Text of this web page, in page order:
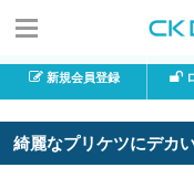
新規会員登録
綺麗なプリケツにデカ